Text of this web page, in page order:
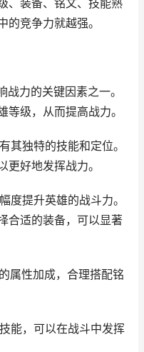
、装备、铭文、技能熟
竞争力就越强。
战力的关键因素之一。
级，从而提高战力。
其独特的技能和定位。
更好地发挥战力。
度提升英雄的战斗力。
合适的装备，可以显著
属性加成，合理搭配铭
能，可以在战斗中发挥